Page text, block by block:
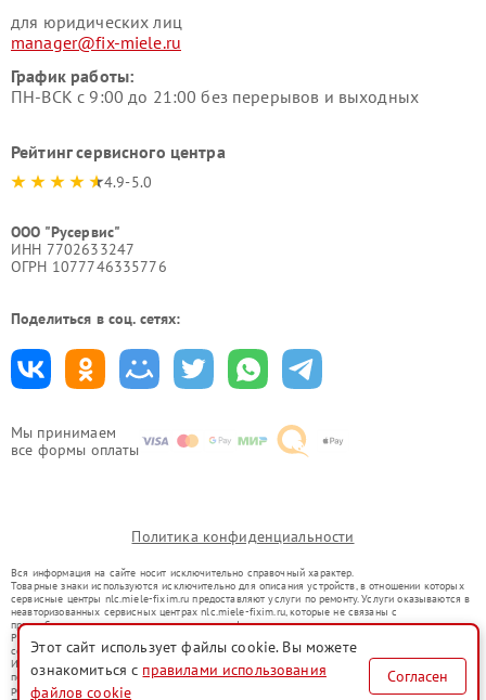
Мы принимаем
все формы оплаты
для юридических лиц
manager@fix-miele.ru
График работы:
ПН-ВСК с 9:00 до 21:00 без перерывов и выходных
Рейтинг сервисного центра
4.9-5.0
ООО "Русервис"
ИНН 7702633247
ОГРН 1077746335776
Поделиться в соц. сетях:
Политика конфиденциальности
Вся информация на сайте носит исключительно справочный характер.
Товарные знаки используются исключительно для описания устройств, в отношении которых
сервисные центры nlc.miele-fixim.ru предоставляют услуги по ремонту. Услуги оказываются в
неавторизованных сервисных центрах nlc.miele-fixim.ru, которые не связаны с
правообладателями товарных знаков или их официальными представителями.
Ремонт осуществляется для устройств, уже введенных в гражданский оборот в соответствии
со статьей 1487 ГК РФ.
Использование товарных знаков не преследует цели индивидуализации услуг или введения
потребителей в заблуждение, а служит для информирования о предоставляемых услугах по
ремонту техники указанных брендов.
Этот сайт использует файлы cookie. Вы можете
ознакомиться с правилами использования
файлов cookie
Согласен